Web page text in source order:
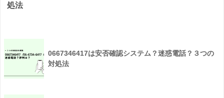
処法
0667346417は安否確認システム？迷惑電話？３つの
対処法